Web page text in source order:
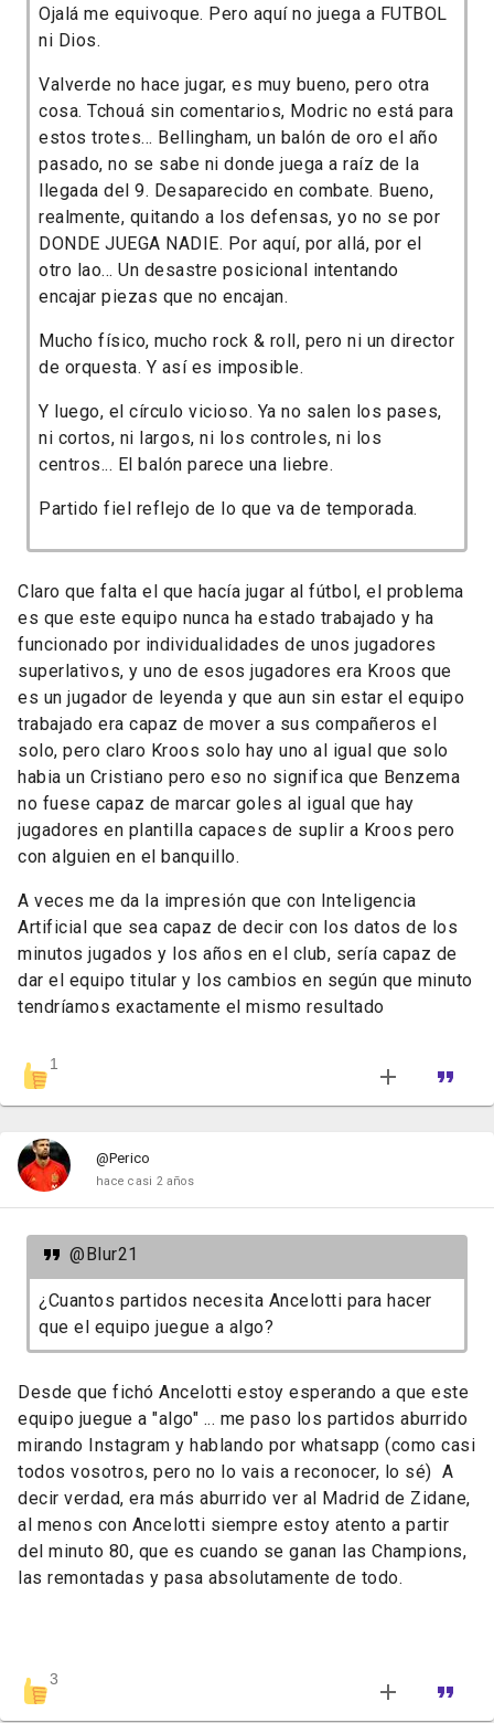
Ojalá me equivoque. Pero aquí no juega a FUTBOL
ni Dios.
Valverde no hace jugar, es muy bueno, pero otra
cosa. Tchouá sin comentarios, Modric no está para
estos trotes... Bellingham, un balón de oro el año
pasado, no se sabe ni donde juega a raíz de la
llegada del 9. Desaparecido en combate. Bueno,
realmente, quitando a los defensas, yo no se por
DONDE JUEGA NADIE. Por aquí, por allá, por el
otro lao... Un desastre posicional intentando
encajar piezas que no encajan.
Mucho físico, mucho rock & roll, pero ni un director
de orquesta. Y así es imposible.
Y luego, el círculo vicioso. Ya no salen los pases,
ni cortos, ni largos, ni los controles, ni los
centros... El balón parece una liebre.
Partido fiel reflejo de lo que va de temporada.
Claro que falta el que hacía jugar al fútbol, el problema
es que este equipo nunca ha estado trabajado y ha
funcionado por individualidades de unos jugadores
superlativos, y uno de esos jugadores era Kroos que
es un jugador de leyenda y que aun sin estar el equipo
trabajado era capaz de mover a sus compañeros el
solo, pero claro Kroos solo hay uno al igual que solo
habia un Cristiano pero eso no significa que Benzema
no fuese capaz de marcar goles al igual que hay
jugadores en plantilla capaces de suplir a Kroos pero
con alguien en el banquillo.
A veces me da la impresión que con Inteligencia
Artificial que sea capaz de decir con los datos de los
minutos jugados y los años en el club, sería capaz de
dar el equipo titular y los cambios en según que minuto
tendríamos exactamente el mismo resultado
1
@Perico
hace casi 2 años
@Blur21
¿Cuantos partidos necesita Ancelotti para hacer
que el equipo juegue a algo?
Desde que fichó Ancelotti estoy esperando a que este
equipo juegue a "algo" ... me paso los partidos aburrido
mirando Instagram y hablando por whatsapp (como casi
todos vosotros, pero no lo vais a reconocer, lo sé) A
decir verdad, era más aburrido ver al Madrid de Zidane,
al menos con Ancelotti siempre estoy atento a partir
del minuto 80, que es cuando se ganan las Champions,
las remontadas y pasa absolutamente de todo.
3